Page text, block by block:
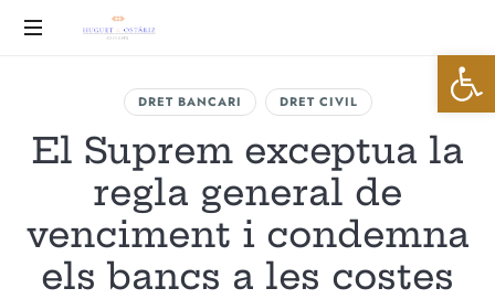
Huguet
Ostáriz
DRET BANCARI DRET CIVIL
El Suprem exceptua la
regla general de
venciment i condemna
els bancs a les costes
Abrir